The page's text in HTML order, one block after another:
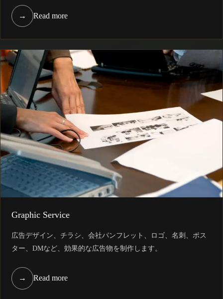
→ Read more
Graphic Service
広告デザイン、チラシ、会社パンフレット、ロゴ、名刺、ポス
ター、DMなど、効果的な広告物を制作します。
→ Read more